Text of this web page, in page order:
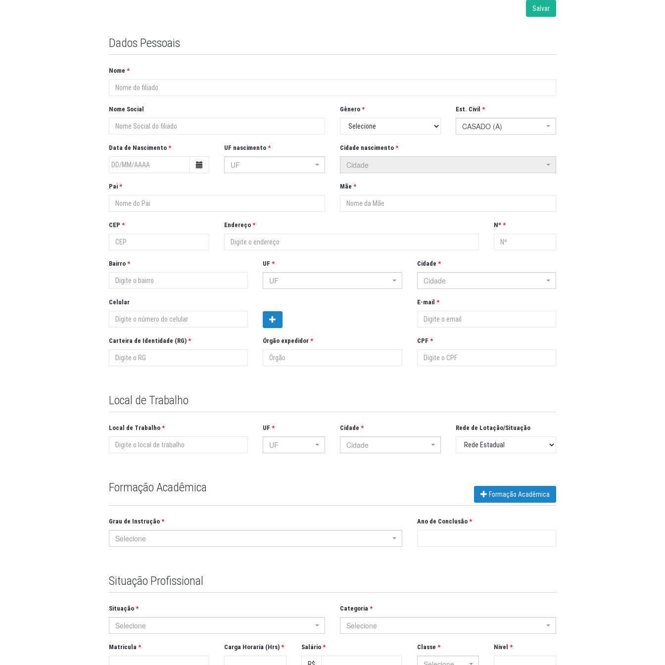
Dados Pessoais
Nome
Nome Social Gênero Est. Civil
CASADO (A)
Data de Nascimento UF nascimento
UF
Cidade nascimento
Cidade
Pai Mãe
CEP Endereço Nº
Bairro UF
UF
Cidade
Cidade
Celular E-mail
Carteira de Identidade (RG) Órgão expedidor CPF
Local de Trabalho
Local de Trabalho UF
UF
Cidade
Cidade
Rede de Lotação/Situação
Formação Acadêmica Formação Acadêmica
Grau de Instrução
Selecione
Ano de Conclusão
Situação Profissional
Situação
Selecione
Categoria
Selecione
Matricula Carga Horaria (Hrs) Salário Classe Nivel